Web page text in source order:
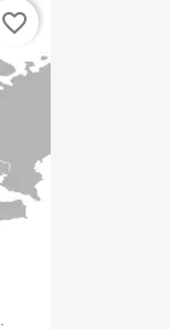
favorite_border